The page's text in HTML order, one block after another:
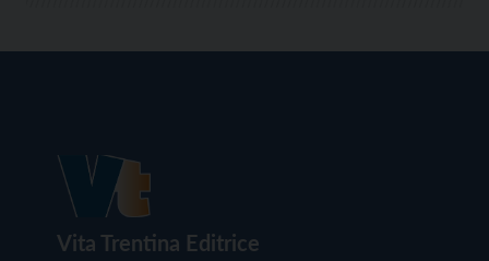
Vita Trentina Editrice